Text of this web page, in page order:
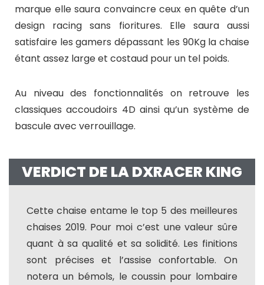
marque elle saura convaincre ceux en quête d’un
design racing sans fioritures. Elle saura aussi
satisfaire les gamers dépassant les 90Kg la chaise
étant assez large et costaud pour un tel poids.
Au niveau des fonctionnalités on retrouve les
classiques accoudoirs 4D ainsi qu’un système de
bascule avec verrouillage.
VERDICT DE LA DXRACER KING
Cette chaise entame le top 5 des meilleures
chaises 2019. Pour moi c’est une valeur sûre
quant à sa qualité et sa solidité. Les finitions
sont précises et l’assise confortable. On
notera un bémols, le coussin pour lombaire